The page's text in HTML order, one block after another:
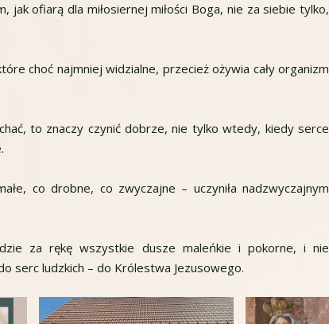
jak ofiarą dla miłosiernej miłości Boga, nie za siebie tylko,
choć najmniej widzialne, przecież ożywia cały organizm
to znaczy czynić dobrze, nie tylko wtedy, kiedy serce
co drobne, co zwyczajne – uczyniła nadzwyczajnym
za rękę wszystkie dusze maleńkie i pokorne, i nie
serc ludzkich – do Królestwa Jezusowego.